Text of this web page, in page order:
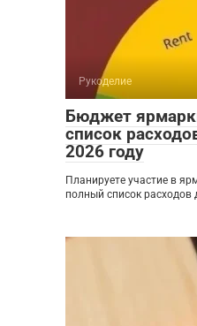
Рукоделие
Бюджет
список
2026 году
Планируете участие в
полный список